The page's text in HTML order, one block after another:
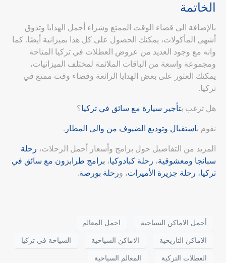
الخاتمة
بالإضافة الى قضاء الوقت الممتع وشراء أجمل الهدايا وتذوق
أشهى المأكولات، يمكنك الحصول على كل هذا بميزانية أيضًا. كما
وانه مع وجود العديد من عروض العطلات في تركيا المتاحة
ومجموعة واسعة من الباقات الملائمة لمختلف الميزانيات،
يمكنك العثور على بعض الهدايا الرائعة وقضاء وقت ممتع في
تركيا.
هل ترغب بتأجير سيارة مع سائق في تركيا؟
نقوم باستقبال وتوديع الضيوف من والى المطار .
المزيد من التفاصيل حول برامج وأسعار أجمل الرحلات، رحلة
سبانجا ومعشوقية، رحلة كبادوكيا، برامج طرابزون مع سائق في
تركيا، رحلة جزيرة الأميرات، ورحلة بورصة.
أجمل الاماكن السياحية احمل المعالم
الاماكن التاريخية الاماكن السياحية السياحة في تركيا
العطلات التركية المعالم السياحية